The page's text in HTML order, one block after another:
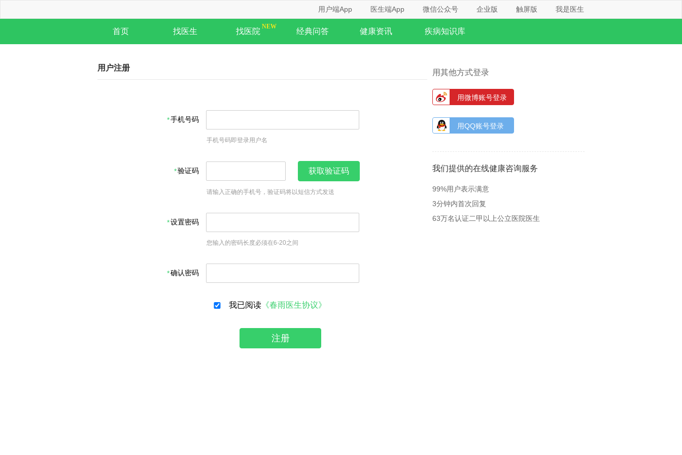
用户端App 医生端App 微信公众号 企业版 触屏版 我是医生
首页 找医生 找医院 经典问答 健康资讯 疾病知识库
用户注册
手机号码
手机号码即登录用户名
验证码 获取验证码
请输入正确的手机号，验证码将以短信方式发送
设置密码
您输入的密码长度必须在6-20之间
确认密码
我已阅读 《春雨医生协议》
注册
用其他方式登录
用微博账号登录
用QQ账号登录
我们提供的在线健康咨询服务
99%用户表示满意
3分钟内首次回复
63万名认证二甲以上公立医院医生